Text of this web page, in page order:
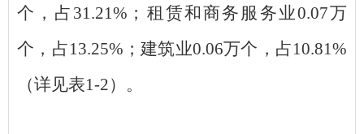
个，占 31.21% ； 租赁和商务服务业0.07万
个，占13.25% ； 建筑业0.06万个，占10.81%
（详见表1-2）。